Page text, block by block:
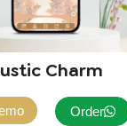
Charm
Order